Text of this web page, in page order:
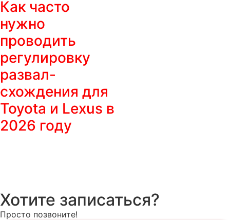
Как часто
нужно
проводить
регулировку
развал-
схождения для
Toyota и Lexus в
2026 году
Хотите записаться?
Просто позвоните!